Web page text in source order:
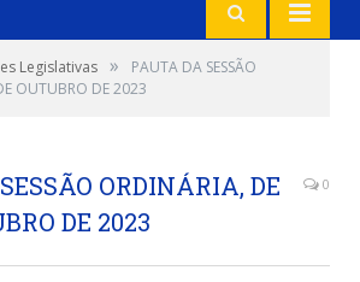
Legislativas »
PAUTA DA SESSÃO
OUTUBRO DE 2023
ORDINÁRIA, DE
DE 2023
0